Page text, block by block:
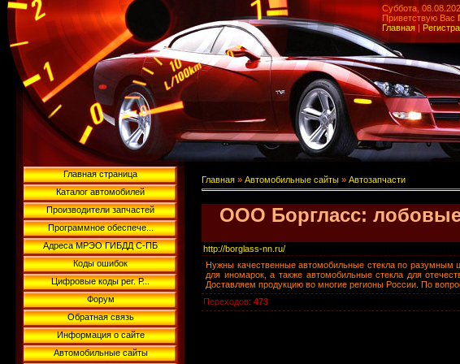
Суббота,
Приветствую Вас
Главная |
Главная страница
Каталог автомобилей
Производители запчастей
Программное обеспече...
Адреса МРЭО ГИБДД С-ПБ
Коды ошибок
Цифровые коды рег. Р...
Форум
Обратная связь
Информация о сайте
Автомобильные сайты
Главная » Автомобильные сайты » Автозапчасти
ООО Боргласс:
http://borglass-nn.ru/
Нужны качественные автомобильные стекла по разумным
для иномарок, а также автомобильные стекла для
Доставляем продукцию во многие регионы России. По
Переходов: 473